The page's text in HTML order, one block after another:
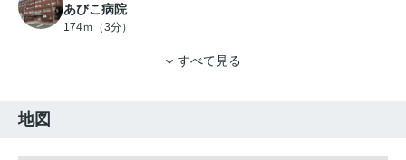
あびこ病院
174ｍ（3分）
すべて見る
地図